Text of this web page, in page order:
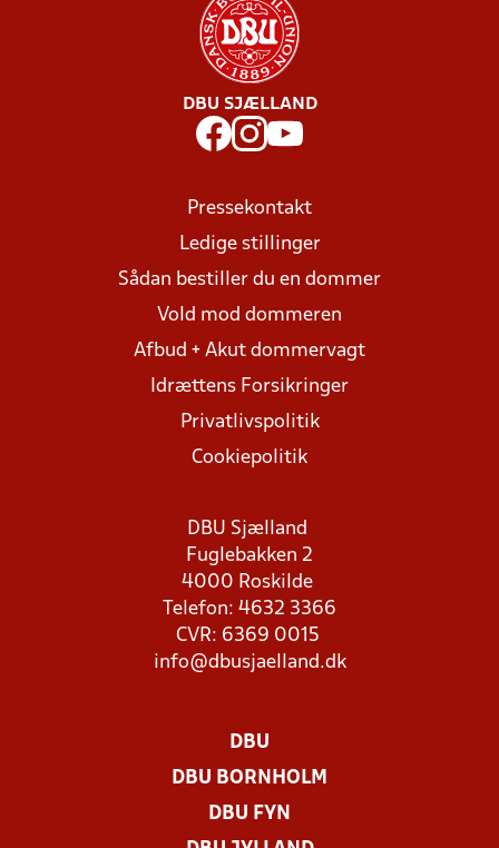
DBU SJÆLLAND
Pressekontakt
Ledige stillinger
Sådan bestiller du en dommer
Vold mod dommeren
Afbud + Akut dommervagt
Idrættens Forsikringer
Privatlivspolitik
Cookiepolitik
DBU Sjælland
Fuglebakken 2
4000 Roskilde
Telefon: 4632 3366
CVR: 6369 0015
info@dbusjaelland.dk
DBU
DBU BORNHOLM
DBU FYN